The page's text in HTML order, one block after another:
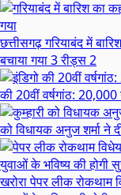
छत्तीसगढ़गरियाबंद में
बचाया गया3 रीड्स2
की 20वीं वर्षगांठ:
को विधायक अनुज शर्मा ने
खरोरापेपर लीक रोकथाम